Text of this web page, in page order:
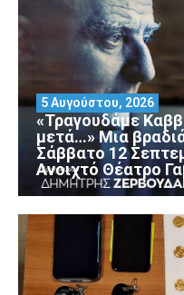
«Τραγουδάμε
μετά…» Μια
Σάββατο 12
Ανοιχτό Θέατρο
5 Αυγούστου, 2026